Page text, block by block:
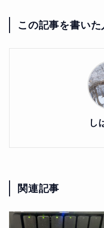
この記事を書いた
し
関連記事